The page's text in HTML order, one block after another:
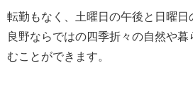
転勤もなく、土曜日の午後と日曜日
良野ならではの四季折々の自然や暮
むことができます。